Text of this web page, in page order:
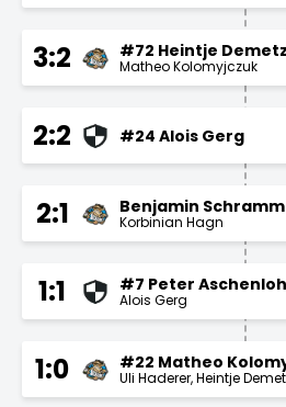
3:2 #72 Heintje Demetz
Matheo Kolomyjczuk
2:2 #24 Alois Gerg
2:1 Benjamin Schramm
Korbinian Hagn
1:1 #7 Peter
Alois Gerg
1:0 #22 Matheo
Uli Haderer Heintje